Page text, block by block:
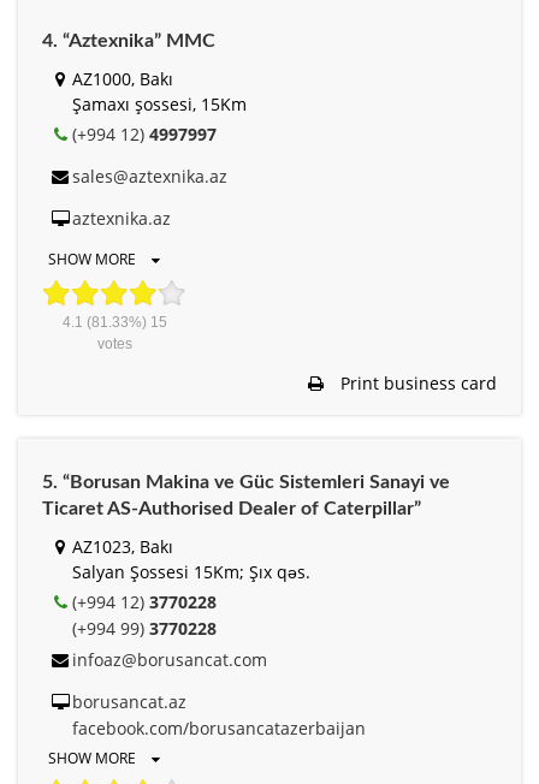
4. “Aztexnika” MMC
AZ1000, Bakı
Şamaxı şossesi, 15Km
(+994 12) 4997997
sales@aztexnika.az
aztexnika.az
SHOW MORE
4.1 (81.33%) 15
votes
Print business card
5. “Borusan Makina ve Güc Sistemleri Sanayi ve
Ticaret AS-Authorised Dealer of Caterpillar”
AZ1023, Bakı
Salyan Şossesi 15Km; Şıx qəs.
(+994 12) 3770228
(+994 99) 3770228
infoaz@borusancat.com
borusancat.az
facebook.com/borusancatazerbaijan
SHOW MORE